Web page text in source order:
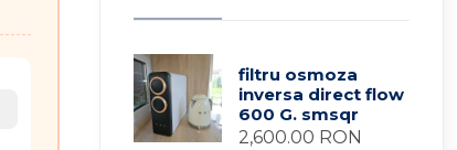
filtru osmoza
inversa direct flow
600 G. smsqr
2,600.00 RON